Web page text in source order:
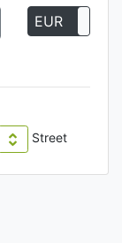
EUR
Street